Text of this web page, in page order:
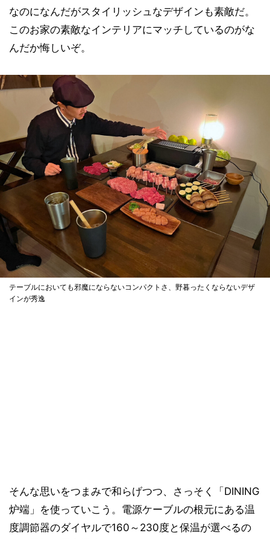
なのになんだがスタイリッシュなデザインも素敵だ。
このお家の素敵なインテリアにマッチしているのがな
んだか悔しいぞ。
テーブルにおいても邪魔にならないコンパクトさ、野暮ったくならないデザ
インが秀逸
そんな思いをつまみで和らげつつ、さっそく「DINING
炉端」を使っていこう。電源ケーブルの根元にある温
度調節器のダイヤルで160～230度と保温が選べるの